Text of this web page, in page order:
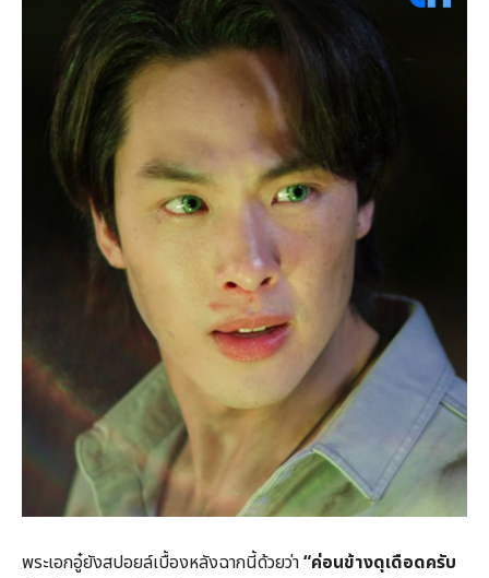
พระเอกอู๋ยังสปอยล์เบื้องหลังฉากนี้ด้วยว่า“ค่อนข้างดุเดือดครับ